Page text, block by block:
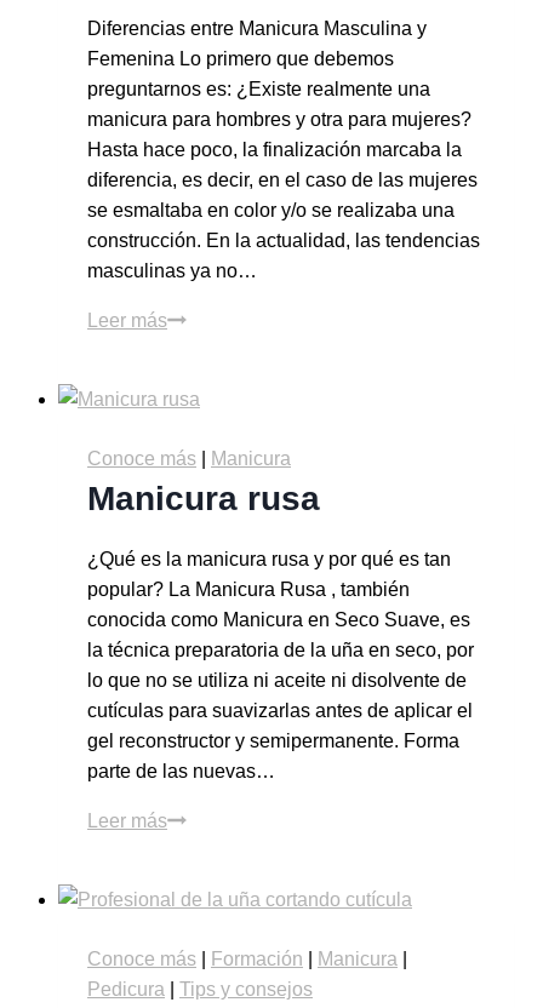
Diferencias entre Manicura Masculina y
Femenina Lo primero que debemos
preguntarnos es: ¿Existe realmente una
manicura para hombres y otra para mujeres?
Hasta hace poco, la finalización marcaba la
diferencia, es decir, en el caso de las mujeres
se esmaltaba en color y/o se realizaba una
construcción. En la actualidad, las tendencias
masculinas ya no…
Leer más
Conoce más Manicura
Manicura rusa
¿Qué es la manicura rusa y por qué es tan
popular? La Manicura Rusa , también
conocida como Manicura en Seco Suave, es
la técnica preparatoria de la uña en seco, por
lo que no se utiliza ni aceite ni disolvente de
cutículas para suavizarlas antes de aplicar el
gel reconstructor y semipermanente. Forma
parte de las nuevas…
Leer más
Conoce más Formación Manicura
Pedicura
Tips y consejos